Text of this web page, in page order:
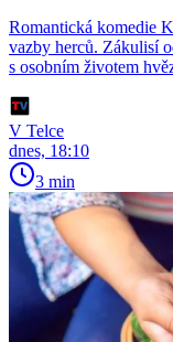
Romantická komedie
vazby herců. Zákulisí
s osobním životem
V Telce
dnes, 18:10
3 min